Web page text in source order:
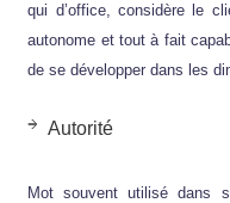
qui d’office, considère le
autonome et tout à fait
de se développer dans les
Autorité
Mot souvent utilisé dans